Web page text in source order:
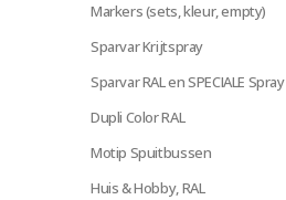
Markers (sets, kleur, empty)
Sparvar Krijtspray
Sparvar RAL en SPECIALE Spray
Dupli Color RAL
Motip Spuitbussen
Huis & Hobby, RAL